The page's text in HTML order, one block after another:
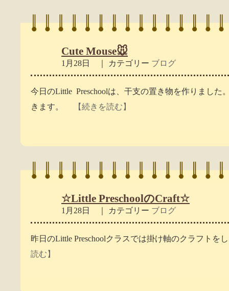
Cute Mouse🐭
1月28日 ｜ カテゴリー ブログ
今日のLittle Preschoolは、干支の置き物を作りました
きます。
【続きを読む】
☆Little PreschoolのCraft☆
1月28日 ｜ カテゴリー ブログ
昨日のLittle Preschoolクラスでは掛け軸のクラフトを
読む】